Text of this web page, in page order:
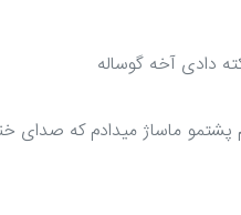
دادی آخه گوساله
ماساژ میدادم که صدای